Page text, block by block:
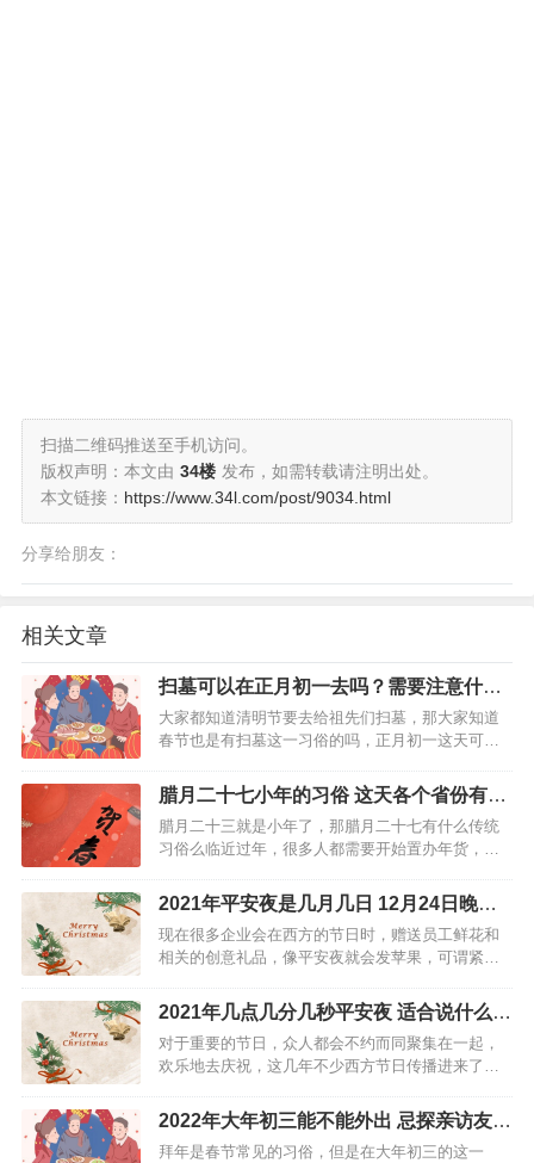
扫描二维码推送至手机访问。
版权声明：本文由 34楼 发布，如需转载请注明出处。
本文链接： https://www.34l.com/post/9034.html
分享给朋友：
相关文章
扫墓可以在正月初一去吗？需要注意什
么？
大家都知道清明节要去给祖先们扫墓，那大家知道
春节也是有扫墓这一习俗的吗，正月初一这天可以
指到墓地祭祀祖先表达祭祀者的孝道和对先人的思
念之情，属于礼敬祖先、慎终追远的一种文化传
统。按照习俗，一般在上…
腊月二十七小年的习俗 这天各个省份有什
么活动
腊月二十三就是小年了，那腊月二十七有什么传统
习俗么临近过年，很多人都需要开始置办年货，这
知道什么腊月二十七，这天又有有什么习俗呢？下
面就让我们一起来看一下吧。 什么是腊月二十七 农
历腊月二十七过…
2021年平安夜是几月几日 12月24日晚齐
欢聚
现在很多企业会在西方的节日时，赠送员工鲜花和
相关的创意礼品，像平安夜就会发苹果，可谓紧跟
节，但也不能光顾着按照我国的模式度过，有空可
以多了解一下背后的寓意。 2021年平安夜是几月几
日 作为西方…
2021年几点几分几秒平安夜 适合说什么祝
福语
对于重要的节日，众人都会不约而同聚集在一起，
欢乐地去庆祝，这几年不少西方节日传播进来了，
乎是平安夜这天，大家都归心似箭，想要早点回
去，和朋友或者爱人愉快地度过。 2021年几点几分
几秒平安夜 实…
2022年大年初三能不能外出 忌探亲访友拜
年
拜年是春节常见的习俗，但是在大年初三的这一